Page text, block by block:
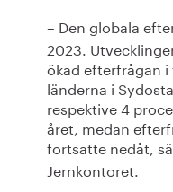
– Den globala
2023.
ökad efterfrågan
länderna i
respektive 4
året, medan
fortsatte nedåt,
Jernkontoret.